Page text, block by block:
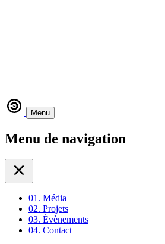
Menu
Menu de navigation
01. Média
02. Projets
03. Évènements
04. Contact